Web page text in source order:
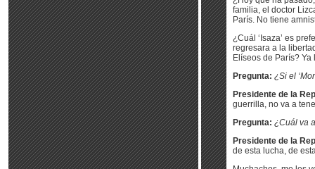
familia, el doctor
París. No tiene
¿Cuál ‘Isaza’ es
regresara a la
Elíseos de París? Ya
Pregunta: ¿Si el
Presidente de la
guerrilla, no va a
Pregunta: ¿Cuál va
Presidente de la
de esta lucha, de